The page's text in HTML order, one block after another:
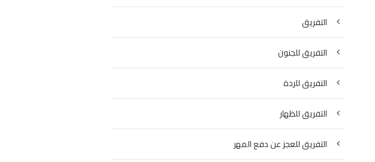
التفريق
التفريق للجنون
التفريق للردة
التفريق للظهار
التفريق للعجز عن دفع المهر